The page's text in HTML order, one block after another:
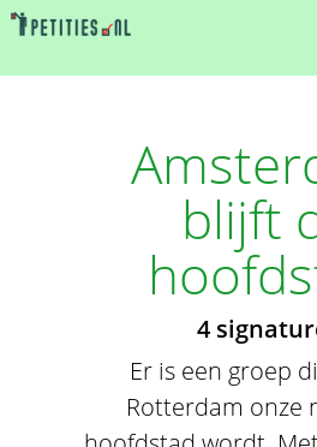
blijft
4
Er is een groep
Rotterdam onze